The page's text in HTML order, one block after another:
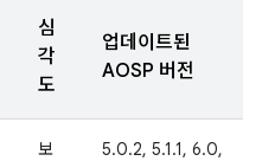
심
각
도
업데이트된
AOSP 버전
보
5.0.2, 5.1.1, 6.0,